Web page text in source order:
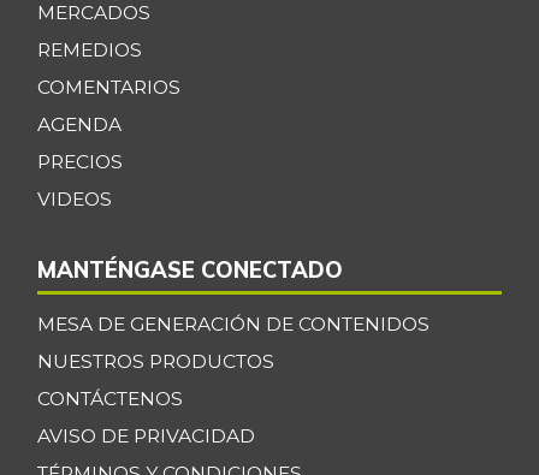
MERCADOS
REMEDIOS
COMENTARIOS
AGENDA
PRECIOS
VIDEOS
MANTÉNGASE CONECTADO
MESA DE GENERACIÓN DE CONTENIDOS
NUESTROS PRODUCTOS
CONTÁCTENOS
AVISO DE PRIVACIDAD